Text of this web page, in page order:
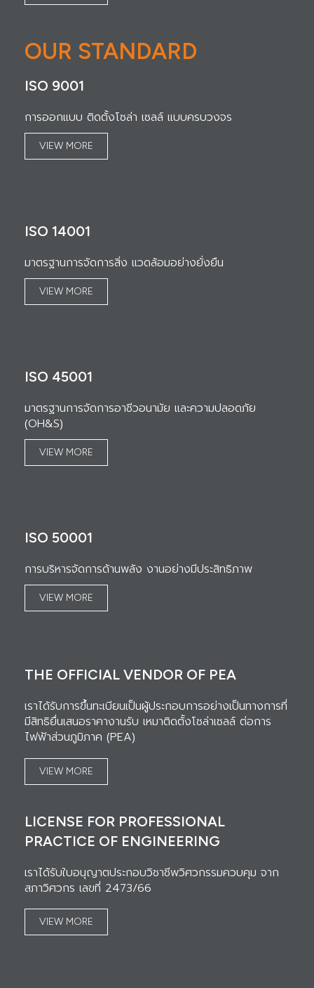
OUR STANDARD
ISO 9001
การออกแบบ ติดตั้งโซล่า เซลล์ แบบครบวงจร
VIEW MORE
ISO 14001
มาตรฐานการจัดการสิ่ง แวดล้อมอย่างยั่งยืน
VIEW MORE
ISO 45001
มาตรฐานการจัดการอาชีวอนามัย และความปลอดภัย
(OH&S)
VIEW MORE
ISO 50001
การบริหารจัดการด้านพลัง งานอย่างมีประสิทธิภาพ
VIEW MORE
THE OFFICIAL VENDOR OF PEA
เราได้รับการขึ้นทะเบียนเป็นผู้ประกอบการอย่างเป็นทางการที่
มีสิทธิยื่นเสนอราคางานรับ เหมาติดตั้งโซล่าเซลล์ ต่อการ
ไฟฟ้าส่วนภูมิภาค (PEA)
VIEW MORE
LICENSE FOR PROFESSIONAL
PRACTICE OF ENGINEERING
เราได้รับใบอนุญาตประกอบวิชาชีพวิศวกรรมควบคุม จาก
สภาวิศวกร เลขที่ 2473/66
VIEW MORE